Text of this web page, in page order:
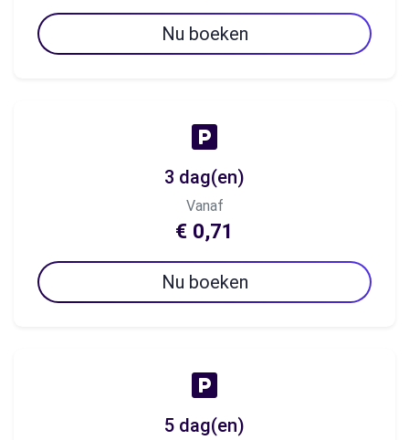
Nu boeken
3 dag(en)
Vanaf
€ 0,71
Nu boeken
5 dag(en)